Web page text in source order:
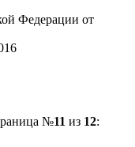
Федерации от
№11 из 12: